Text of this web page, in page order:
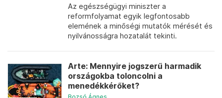
Az egészségügyi miniszter a
reformfolyamat egyik legfontosabb
elemének a minőségi mutatók mérését és
nyilvánosságra hozatalát tekinti.
Arte: Mennyire jogszerű harmadik
országokba toloncolni a
menedékkérőket?